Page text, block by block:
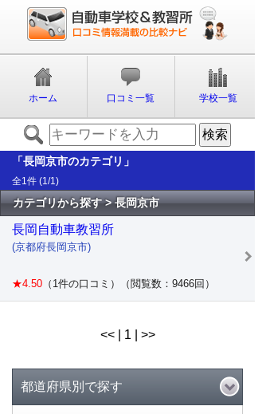
ホーム 口コミ一覧 学校一覧
「長岡京市のカテゴリ」
全1件 (1/1)
カテゴリから探す > 長岡京市
長岡自動車教習所
(京都府長岡京市)
★4.50 （1件の口コミ）（閲覧数：9466回）
<< | 1 | >>
都道府県別で探す